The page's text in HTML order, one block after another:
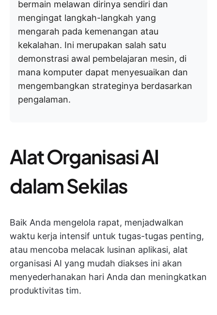
bermain melawan dirinya sendiri dan
mengingat langkah-langkah yang
mengarah pada kemenangan atau
kekalahan. Ini merupakan salah satu
demonstrasi awal pembelajaran mesin, di
mana komputer dapat menyesuaikan dan
mengembangkan strateginya berdasarkan
pengalaman.
Alat Organisasi AI
dalam Sekilas
Baik Anda mengelola rapat, menjadwalkan
waktu kerja intensif untuk tugas-tugas penting,
atau mencoba melacak lusinan aplikasi, alat
organisasi AI yang mudah diakses ini akan
menyederhanakan hari Anda dan meningkatkan
produktivitas tim.